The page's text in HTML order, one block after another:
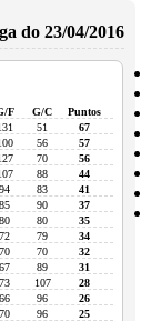
do 23/04/2016
F G/C
Puntos
51
67
56
57
70
56
88
44
94 83
41
85 90
37
80 80
35
72 79
34
70 70
32
67 89
31
73 107
28
66 96
26
70 96
25